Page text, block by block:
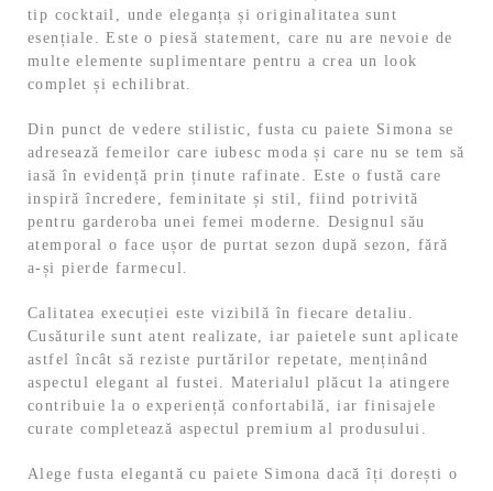
tip cocktail, unde eleganța și originalitatea sunt
esențiale. Este o piesă statement, care nu are nevoie de
multe elemente suplimentare pentru a crea un look
complet și echilibrat.
Din punct de vedere stilistic, fusta cu paiete Simona se
adresează femeilor care iubesc moda și care nu se tem să
iasă în evidență prin ținute rafinate. Este o fustă care
inspiră încredere, feminitate și stil, fiind potrivită
pentru garderoba unei femei moderne. Designul său
atemporal o face ușor de purtat sezon după sezon, fără
a-și pierde farmecul.
Calitatea execuției este vizibilă în fiecare detaliu.
Cusăturile sunt atent realizate, iar paietele sunt aplicate
astfel încât să reziste purtărilor repetate, menținând
aspectul elegant al fustei. Materialul plăcut la atingere
contribuie la o experiență confortabilă, iar finisajele
curate completează aspectul premium al produsului.
Alege fusta elegantă cu paiete Simona dacă îți dorești o